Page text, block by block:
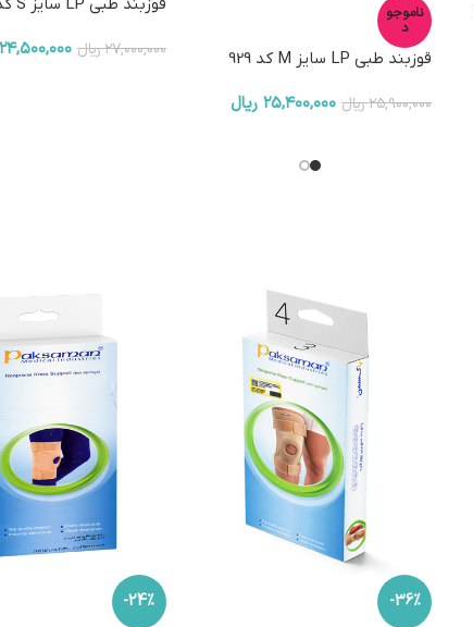
ناموجو
د
قوزبند طبی LP سایز M کد 929
۲۵,۹۰۰,۰۰۰ریال ۲۵,۴۰۰,۰۰۰ ریال
قوزبند طبی LP سایز S کد 929
۲۷,۰۰۰,۰۰۰ریال ۲۴,۵۰۰,۰۰۰
-36%
-24%